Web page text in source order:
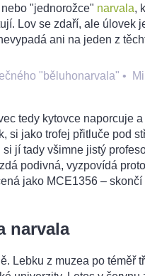
"jednorožce" narvala,
Lov se zdaří, ale úlovek
ani na jeden z
"běluhonarvala" •
tedy kytovce naporcuje
si jako trofej přitluče pod
jí tady všimne jistý
podivná, vyzpovídá
jako MCE1356 –
narvala
Lebku z muzea po téměř